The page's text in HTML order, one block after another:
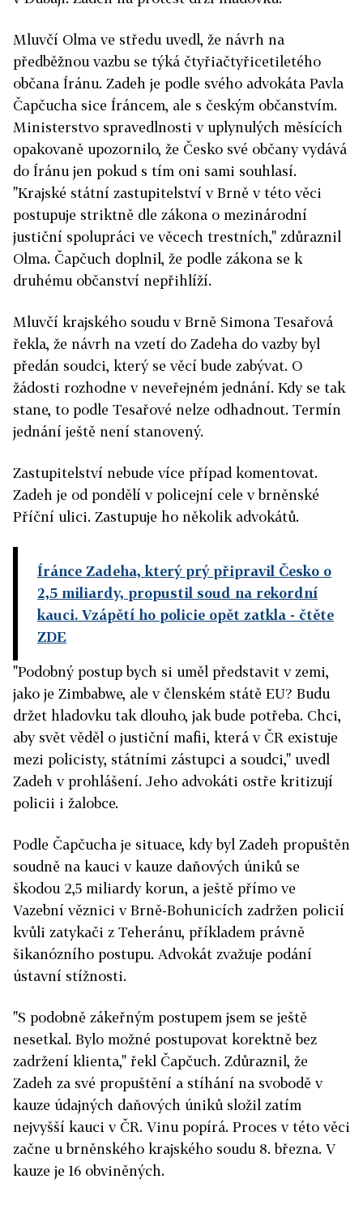
Mluvčí Olma ve středu uvedl, že návrh na
předběžnou vazbu se týká čtyřiačtyřicetiletého
občana Íránu. Zadeh je podle svého advokáta Pavla
Čapčucha sice Íráncem, ale s českým občanstvím.
Ministerstvo spravedlnosti v uplynulých měsících
opakovaně upozornilo, že Česko své občany vydává
do Íránu jen pokud s tím oni sami souhlasí.
"Krajské státní zastupitelství v Brně v této věci
postupuje striktně dle zákona o mezinárodní
justiční spolupráci ve věcech trestních," zdůraznil
Olma. Čapčuch doplnil, že podle zákona se k
druhému občanství nepřihlíží.
Mluvčí krajského soudu v Brně Simona Tesařová
řekla, že návrh na vzetí do Zadeha do vazby byl
předán soudci, který se věcí bude zabývat. O
žádosti rozhodne v neveřejném jednání. Kdy se tak
stane, to podle Tesařové nelze odhadnout. Termín
jednání ještě není stanovený.
Zastupitelství nebude více případ komentovat.
Zadeh je od pondělí v policejní cele v brněnské
Příční ulici. Zastupuje ho několik advokátů.
Íránce Zadeha, který prý připravil Česko o
2,5 miliardy, propustil soud na rekordní
kauci. Vzápětí ho policie opět zatkla - čtěte
ZDE
"Podobný postup bych si uměl představit v zemi,
jako je Zimbabwe, ale v členském státě EU? Budu
držet hladovku tak dlouho, jak bude potřeba. Chci,
aby svět věděl o justiční mafii, která v ČR existuje
mezi policisty, státními zástupci a soudci," uvedl
Zadeh v prohlášení. Jeho advokáti ostře kritizují
policii i žalobce.
Podle Čapčucha je situace, kdy byl Zadeh propuštěn
soudně na kauci v kauze daňových úniků se
škodou 2,5 miliardy korun, a ještě přímo ve
Vazební věznici v Brně-Bohunicích zadržen policií
kvůli zatykači z Teheránu, příkladem právně
šikanózního postupu. Advokát zvažuje podání
ústavní stížnosti.
"S podobně zákeřným postupem jsem se ještě
nesetkal. Bylo možné postupovat korektně bez
zadržení klienta," řekl Čapčuch. Zdůraznil, že
Zadeh za své propuštění a stíhání na svobodě v
kauze údajných daňových úniků složil zatím
nejvyšší kauci v ČR. Vinu popírá. Proces v této věci
začne u brněnského krajského soudu 8. března. V
kauze je 16 obviněných.